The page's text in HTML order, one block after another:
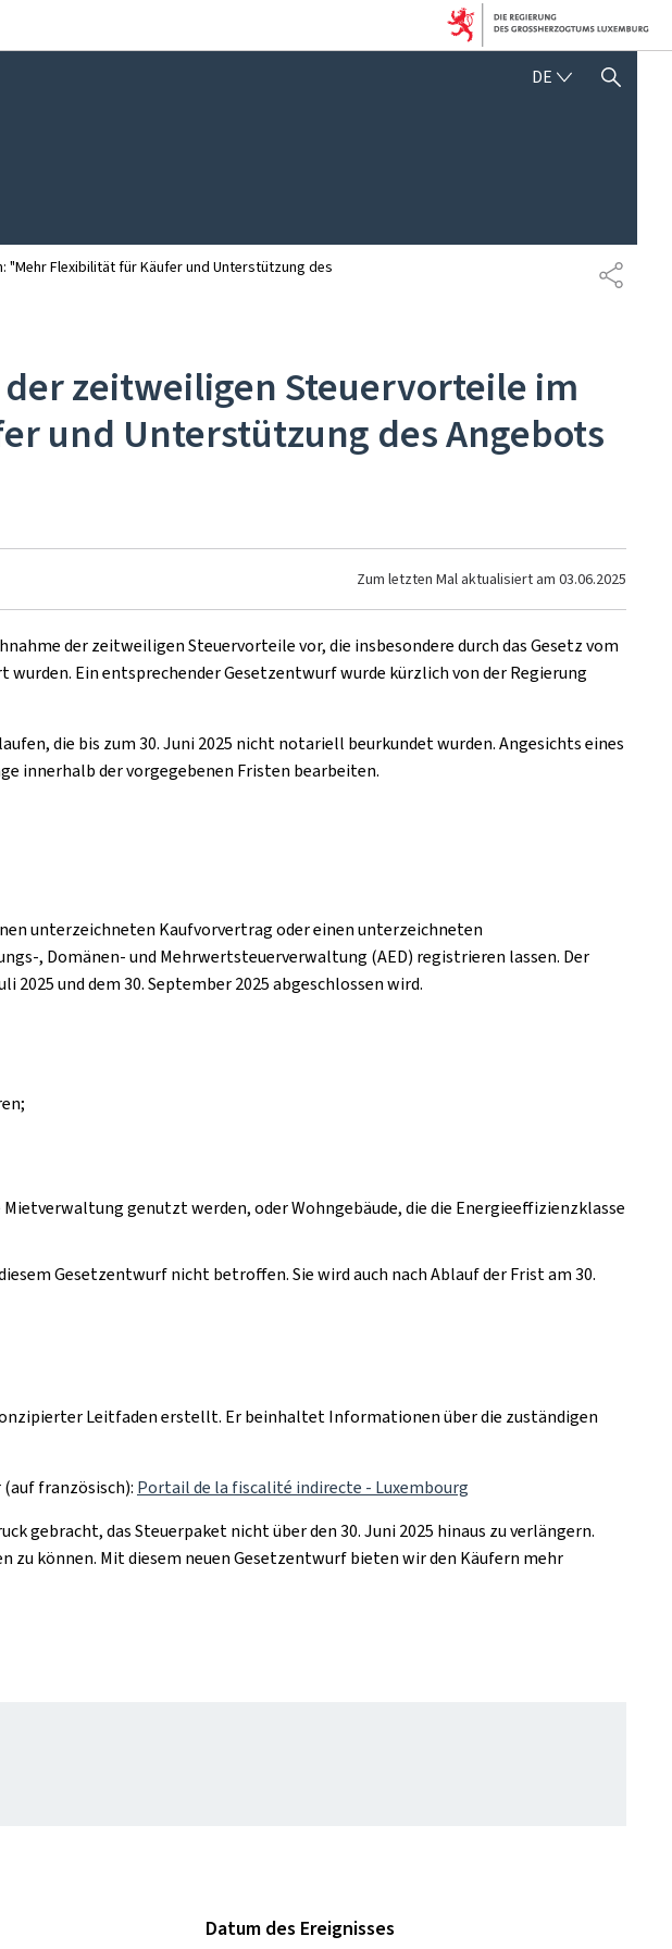
DE DEUTSCH
SUCHFLED ANZEIGEN /
TEILEN
"Mehr Flexibilität für Käufer und Unterstützung des
zeitweiligen Steuervorteile im
und Unterstützung des Angebots
Zum letzten Mal aktualisiert am 03.06.2025
der zeitweiligen Steuervorteile vor, die insbesondere durch das Gesetz vom
Ein entsprechender Gesetzentwurf wurde kürzlich von der Regierung
die bis zum 30. Juni 2025 nicht notariell beurkundet wurden. Angesichts eines
innerhalb der vorgegebenen Fristen bearbeiten.
unterzeichneten Kaufvorvertrag oder einen unterzeichneten
, Domänen- und Mehrwertsteuerverwaltung (AED) registrieren lassen. Der
und dem 30. September 2025 abgeschlossen wird.
genutzt werden, oder Wohngebäude, die die Energieeffizienzklasse
Gesetzentwurf nicht betroffen. Sie wird auch nach Ablauf der Frist am 30.
Leitfaden erstellt. Er beinhaltet Informationen über die zuständigen
französisch): Portail de la fiscalité indirecte - Luxembourg
gebracht, das Steuerpaket nicht über den 30. Juni 2025 hinaus zu verlängern.
können. Mit diesem neuen Gesetzentwurf bieten wir den Käufern mehr
Datum des Ereignisses